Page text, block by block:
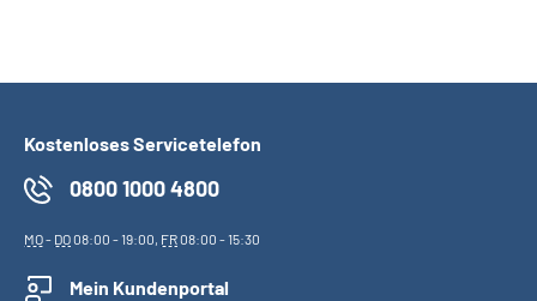
Kostenloses Servicetelefon
0800 1000 4800
MO- DO08:00 - 19:00, FR08:00 - 15:30
Mein Kundenportal